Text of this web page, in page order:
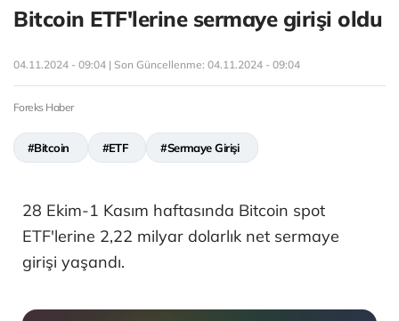
Bitcoin ETF'lerine sermaye girişi oldu
04.11.2024 - 09:04 | Son Güncellenme: 04.11.2024 - 09:04
Foreks Haber
#Bitcoin #ETF #Sermaye Girişi
28 Ekim-1 Kasım haftasında Bitcoin spot
ETF'lerine 2,22 milyar dolarlık net sermaye
girişi yaşandı.